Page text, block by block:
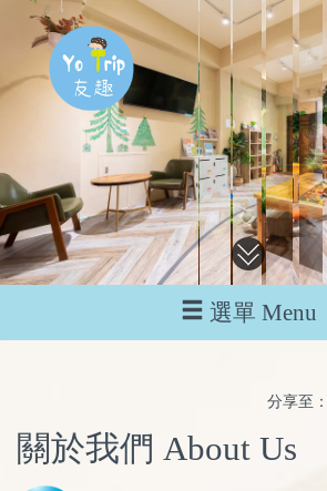
選單 Menu
分享至：
關於我們 About Us